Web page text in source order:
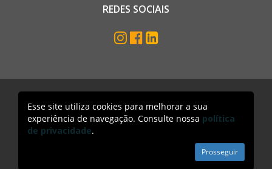
REDES SOCIAIS
Mercado Black Money. Todos os direitos reservados
Acesso lojista
Esse site utiliza cookies para melhorar a sua
experiência de navegação. Consulte nossa política
de privacidade.
Prosseguir